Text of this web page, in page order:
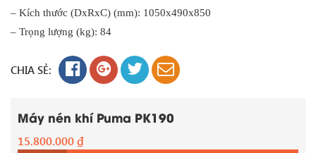
– Kích thước (DxRxC) (mm): 1050x490x850
– Trọng lượng (kg): 84
CHIA SẺ:
Máy nén khí Puma PK190
15.800.000₫